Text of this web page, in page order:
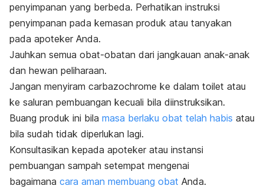
penyimpanan yang berbeda. Perhatikan instruksi
penyimpanan pada kemasan produk atau tanyakan
pada apoteker Anda.
Jauhkan semua obat-obatan dari jangkauan anak-anak
dan hewan peliharaan.
Jangan menyiram carbazochrome ke dalam toilet atau
ke saluran pembuangan kecuali bila diinstruksikan.
Buang produk ini bila masa berlaku obat telah habis atau
bila sudah tidak diperlukan lagi.
Konsultasikan kepada apoteker atau instansi
pembuangan sampah setempat mengenai
bagaimana cara aman membuang obat Anda.